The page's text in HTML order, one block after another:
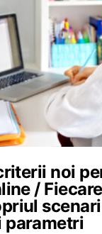
noi
/
parametri